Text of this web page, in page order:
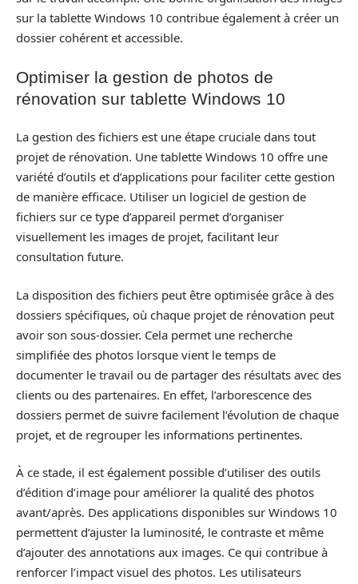
sur la tablette Windows 10 contribue également à créer un
dossier cohérent et accessible.
Optimiser la gestion de photos de
rénovation sur tablette Windows 10
La gestion des fichiers est une étape cruciale dans tout
projet de rénovation. Une tablette Windows 10 offre une
variété d’outils et d’applications pour faciliter cette gestion
de manière efficace. Utiliser un logiciel de gestion de
fichiers sur ce type d’appareil permet d’organiser
visuellement les images de projet, facilitant leur
consultation future.
La disposition des fichiers peut être optimisée grâce à des
dossiers spécifiques, où chaque projet de rénovation peut
avoir son sous-dossier. Cela permet une recherche
simplifiée des photos lorsque vient le temps de
documenter le travail ou de partager des résultats avec des
clients ou des partenaires. En effet, l’arborescence des
dossiers permet de suivre facilement l’évolution de chaque
projet, et de regrouper les informations pertinentes.
À ce stade, il est également possible d’utiliser des outils
d’édition d’image pour améliorer la qualité des photos
avant/après. Des applications disponibles sur Windows 10
permettent d’ajuster la luminosité, le contraste et même
d’ajouter des annotations aux images. Ce qui contribue à
renforcer l’impact visuel des photos. Les utilisateurs